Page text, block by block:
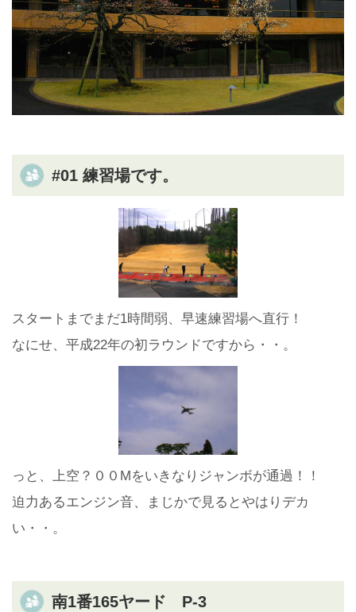
#01 練習場です。
スタートまでまだ1時間弱、早速練習場へ直行！
なにせ、平成22年の初ラウンドですから・・。
っと、上空？００Mをいきなりジャンボが通過！！
迫力あるエンジン音、まじかで見るとやはりデカ
い・・。
南1番165ヤード P-3